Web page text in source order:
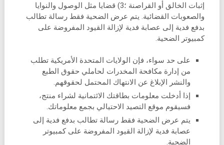
إثبات الخالق أو القراصنة ؛3) قضايا مثل الوصول والنوايا
والصعوبات القضائية. يتم عرض الضحية فقط رسالة تطالب
بدفع فدية إلى عصابة فدية لإزالة القيود المفروضة على
كمبيوتر الضحية.
على حد سواء، فإن الولايات المتحدة الأمريكية تطلب
من إدارة مكافحة المخدرات لحاملي حقوق الطبع
والنشر الإبلاغ عن الانتهاك المحتمل لحقوقهم.
إذا أدخلت معلومات بطاقتك الائتمانية لشراء منتج،
فسيقوم موقع التصيد الاحتيالي بجمع معلوماتك.
يتم عرض الضحية فقط رسالة تطالب بدفع فدية إلى
عصابة فدية لإزالة القيود المفروضة على كمبيوتر
الضحية.